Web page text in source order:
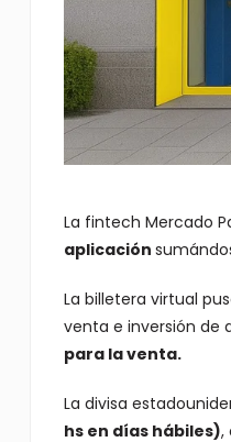
La fintech Mercado
aplicación
La billetera virtual
venta e inversión de
para la venta.
La divisa
hs en días hábiles),